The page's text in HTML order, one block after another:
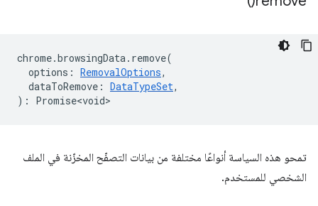
chrome.browsingData. remove(
options : RemovalOptions,
dataToRemove : DataTypeSet,
) : Promise<void>
تمحو هذه السياسة أنواعًا مختلفة من بيانات التصفّح المخزّنة في الملف
الشخصي للمستخدم.